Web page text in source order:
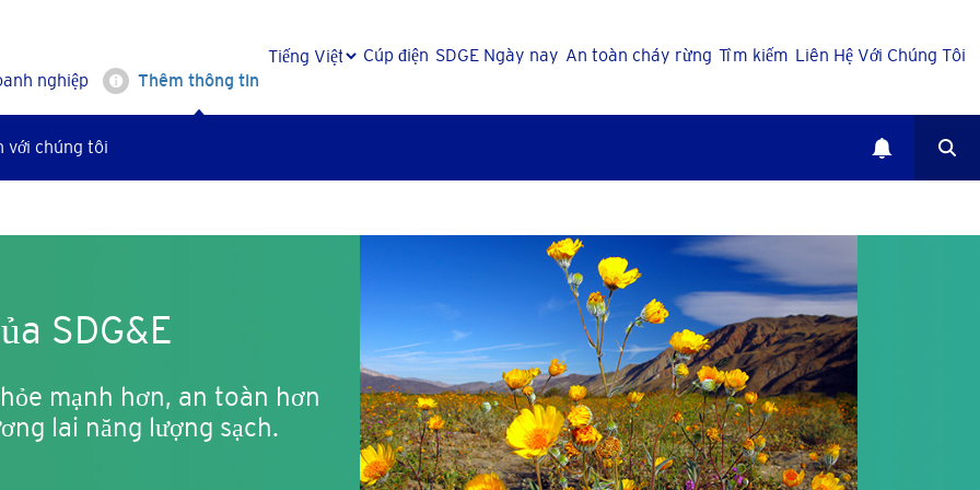
nghiệp Thêm thông tin
Cúp điện SDGE Ngày nay An toàn cháy rừng Tìm kiếm Liên Hệ Với Chúng Tôi
với chúng tôi
SDG&E
mạnh hơn, an toàn hơn
lai năng lượng sạch.